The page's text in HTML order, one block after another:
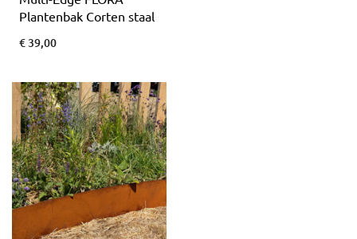
Plantenbak Corten staal
€ 39,00